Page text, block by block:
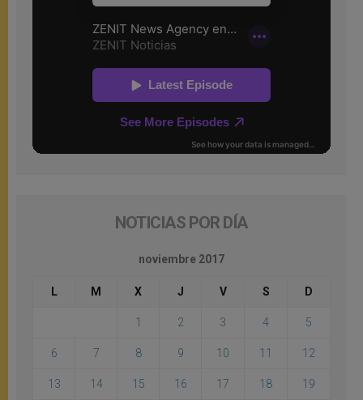
NOTICIAS POR DÍA
noviembre 2017
L M X J V S D
1 2 3 4 5
6 7 8 9 10 11 12
13 14 15 16 17 18 19